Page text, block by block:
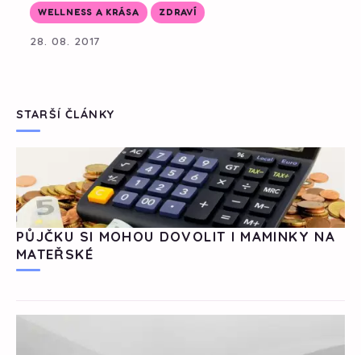
WELLNESS A KRÁSA ZDRAVÍ
28. 08. 2017
STARŠÍ ČLÁNKY
PŮJČKU SI MOHOU DOVOLIT I MAMINKY NA
MATEŘSKÉ